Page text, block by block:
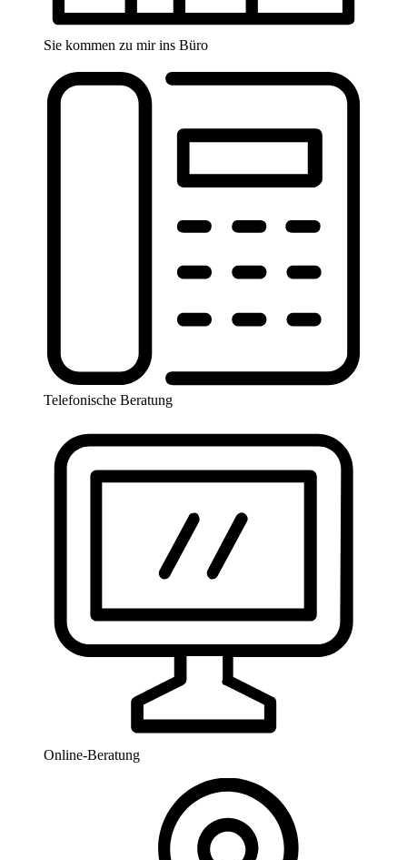
Sie kommen zu mir ins Büro
Telefonische Beratung
Online-Beratung